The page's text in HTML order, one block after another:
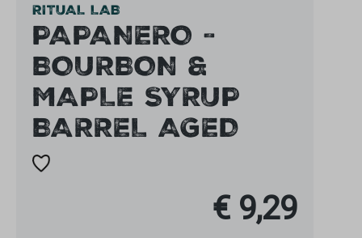
RITUAL LAB
PAPANERO -
BOURBON &
MAPLE SYRUP
BARREL AGED
€ 9,29